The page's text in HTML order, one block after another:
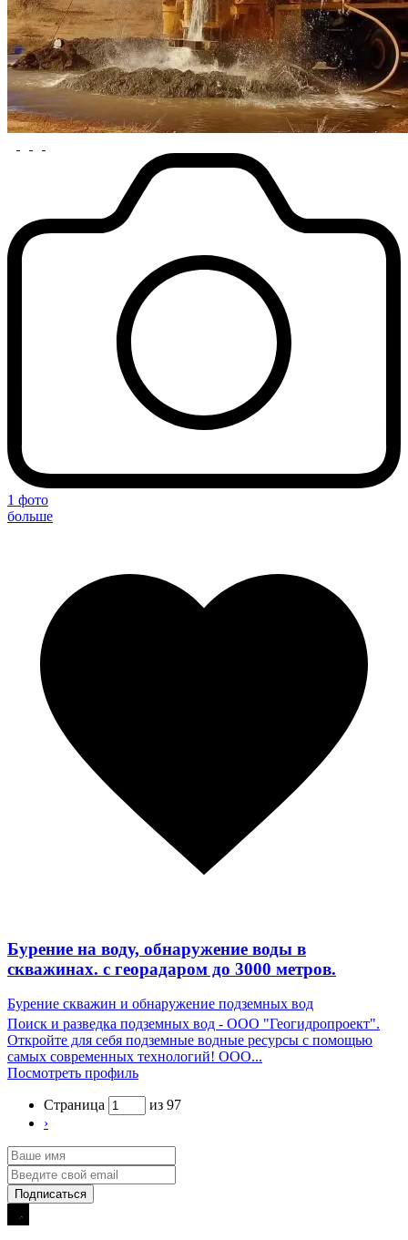
1 фото
больше
Бурение на воду, обнаружение воды в
скважинах. с георадаром до 3000 метров.
Бурение скважин и обнаружение подземных вод
Поиск и разведка подземных вод - ООО "Геогидропроект".
Откройте для себя подземные водные ресурсы с помощью
самых современных технологий! ООО...
Посмотреть профиль
Страница
из 97
›